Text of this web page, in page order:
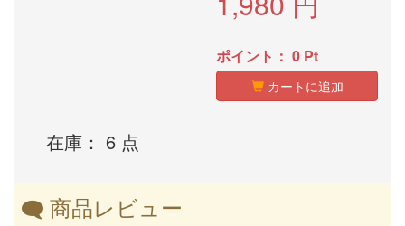
在庫： 6 点
ポイント： 0 Pt
カートに追加
商品レビュー